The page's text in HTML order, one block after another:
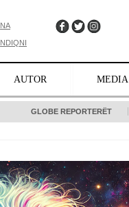
NA
NDIQNI
AUTOR MEDIA
GLOBE REPORTERËT